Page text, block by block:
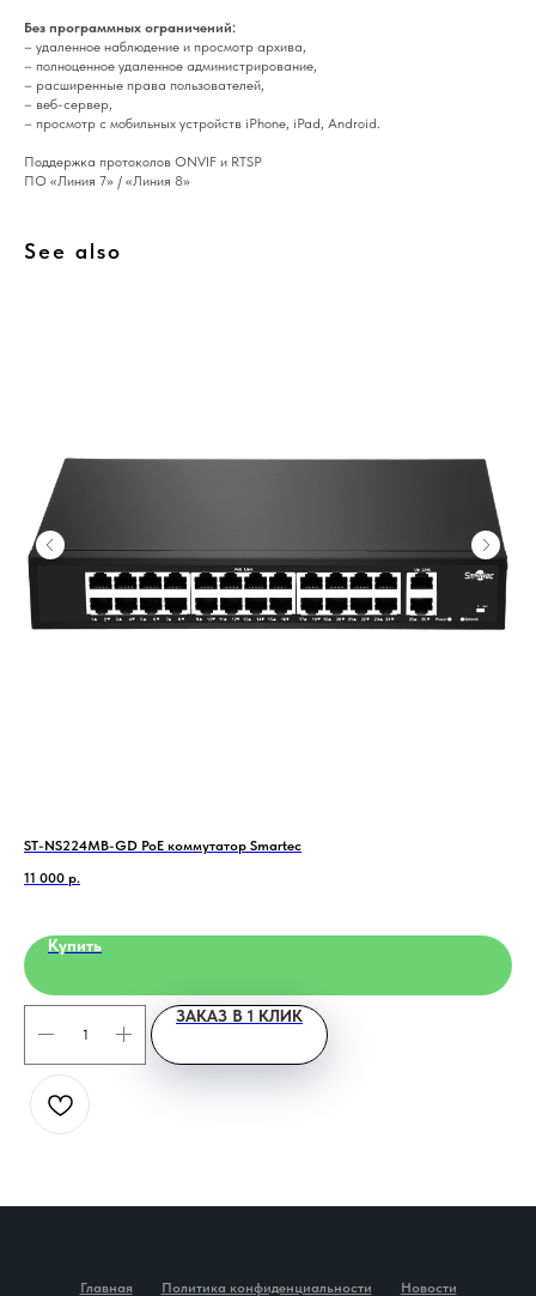
Без программных ограничений:
– удаленное наблюдение и просмотр архива,
– полноценное удаленное администрирование,
– расширенные права пользователей,
– веб-сервер,
– просмотр с мобильных устройств iPhone, iPad, Android.
Поддержка протоколов ONVIF и RTSP
ПО «Линия 7» / «Линия 8»
See also
ST-NS224MB-GD PoE коммутатор Smartec
11 000 р.
Купить
ЗАКАЗ В 1 КЛИК
Главная Политика конфиденциальности
Новости